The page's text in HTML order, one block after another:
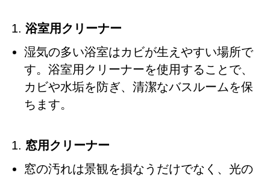
浴室用クリーナー
湿気の多い浴室はカビが生えやすい場所で
す。浴室用クリーナーを使用することで、
カビや水垢を防ぎ、清潔なバスルームを保
ちます。
窓用クリーナー
窓の汚れは景観を損なうだけでなく、光の